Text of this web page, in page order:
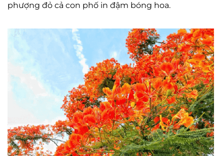
phượng đỏ cả con phố in đậm bóng hoa.